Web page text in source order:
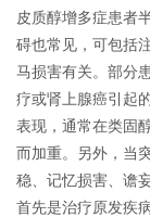
皮质醇增多症患者
碍也常见，可包括
马损害有关。部分
疗或肾上腺癌引起
表现， 通常在类固
而加重。另外，当
稳、记忆损害、谵妄
首先是治疗原发疾